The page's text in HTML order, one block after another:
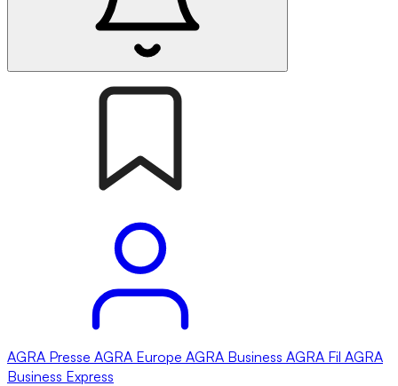
AGRA Presse AGRA Europe AGRA Business AGRA Fil AGRA
Business Express